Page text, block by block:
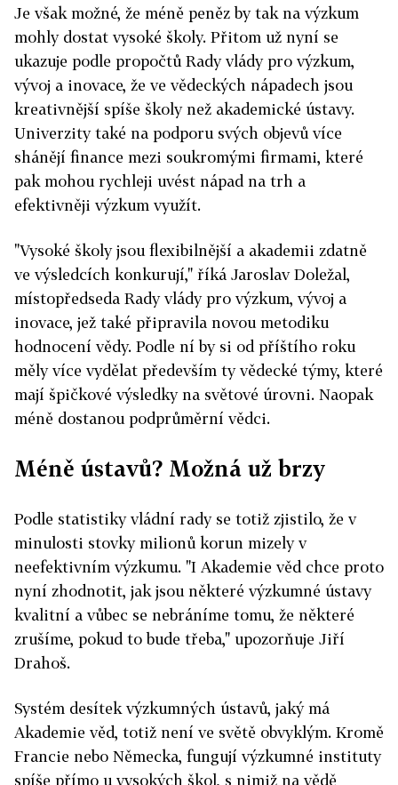
Je však možné, že méně peněz by tak na výzkum
mohly dostat vysoké školy. Přitom už nyní se
ukazuje podle propočtů Rady vlády pro výzkum,
vývoj a inovace, že ve vědeckých nápadech jsou
kreativnější spíše školy než akademické ústavy.
Univerzity také na podporu svých objevů více
shánějí finance mezi soukromými firmami, které
pak mohou rychleji uvést nápad na trh a
efektivněji výzkum využít.
"Vysoké školy jsou flexibilnější a akademii zdatně
ve výsledcích konkurují," říká Jaroslav Doležal,
místopředseda Rady vlády pro výzkum, vývoj a
inovace, jež také připravila novou metodiku
hodnocení vědy. Podle ní by si od příštího roku
měly více vydělat především ty vědecké týmy, které
mají špičkové výsledky na světové úrovni. Naopak
méně dostanou podprůměrní vědci.
Méně ústavů? Možná už brzy
Podle statistiky vládní rady se totiž zjistilo, že v
minulosti stovky milionů korun mizely v
neefektivním výzkumu. "I Akademie věd chce proto
nyní zhodnotit, jak jsou některé výzkumné ústavy
kvalitní a vůbec se nebráníme tomu, že některé
zrušíme, pokud to bude třeba," upozorňuje Jiří
Drahoš.
Systém desítek výzkumných ústavů, jaký má
Akademie věd, totiž není ve světě obvyklým. Kromě
Francie nebo Německa, fungují výzkumné instituty
spíše přímo u vysokých škol, s nimiž na vědě